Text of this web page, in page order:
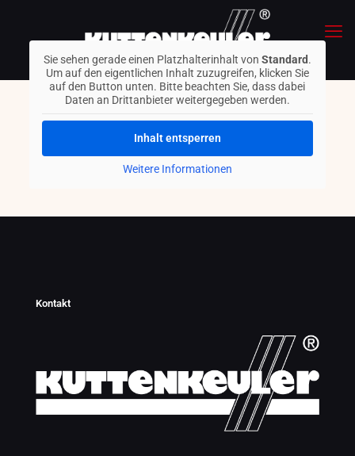
Sie sehen gerade einen Platzhalterinhalt von Standard .
Um auf den eigentlichen Inhalt zuzugreifen, klicken Sie
auf den Button unten. Bitte beachten Sie, dass dabei
Daten an Drittanbieter weitergegeben werden.
Inhalt entsperren
Weitere Informationen
Kontakt